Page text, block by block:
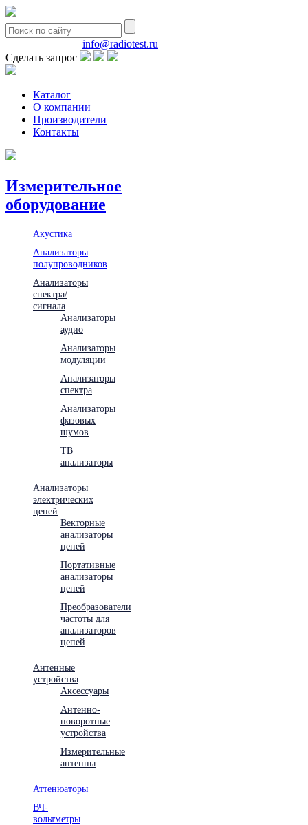
info@radiotest.ru
Сделать запрос
Каталог
О компании
Производители
Контакты
Измерительное
оборудование
Акустика
Анализаторы
полупроводников
Анализаторы
спектра/
сигнала
Анализаторы
аудио
Анализаторы
модуляции
Анализаторы
спектра
Анализаторы
фазовых
шумов
ТВ
анализаторы
Анализаторы
электрических
цепей
Векторные
анализаторы
цепей
Портативные
анализаторы
цепей
Преобразователи
частоты для
анализаторов
цепей
Антенные
устройства
Аксессуары
Антенно-
поворотные
устройства
Измерительные
антенны
Аттенюаторы
ВЧ-
вольтметры